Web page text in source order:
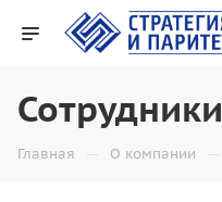
Сотрудники
Главная — О компании —